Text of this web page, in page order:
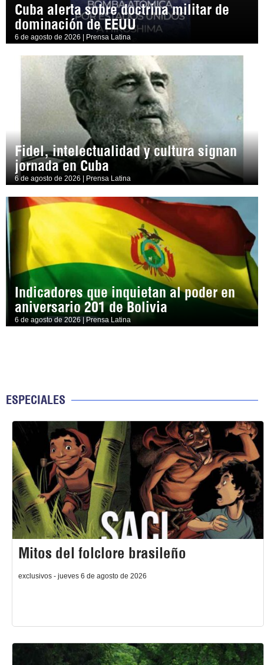
Cuba alerta sobre doctrina militar de
dominación de EEUU
6 de agosto de 2026 | Prensa Latina
Fidel, intelectualidad y cultura signan
jornada en Cuba
6 de agosto de 2026 | Prensa Latina
Indicadores que inquietan al poder en
aniversario 201 de Bolivia
6 de agosto de 2026 | Prensa Latina
ESPECIALES
Mitos del folclore brasileño
exclusivos - jueves 6 de agosto de 2026